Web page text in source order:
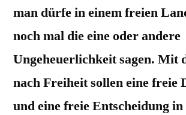
man dürfe in einem freien
noch mal die eine oder andere
Ungeheuerlichkeit sagen. Mit
nach Freiheit sollen eine freie
und eine freie Entscheidung in